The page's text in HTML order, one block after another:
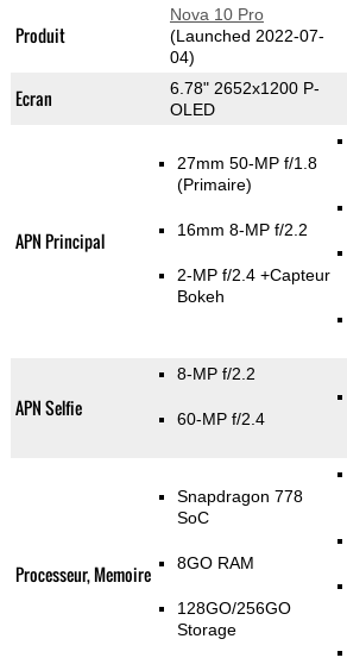
Produit
Nova 10 Pro
(Launched 2022-07-
04)
Ecran
6.78" 2652x1200 P-
OLED
APN Principal
27mm 50-MP f/1.8
(Primaire)
16mm 8-MP f/2.2
2-MP f/2.4 +Capteur
Bokeh
APN Selfie
8-MP f/2.2
60-MP f/2.4
Processeur, Memoire
Snapdragon 778
SoC
8GO RAM
128GO/256GO
Storage